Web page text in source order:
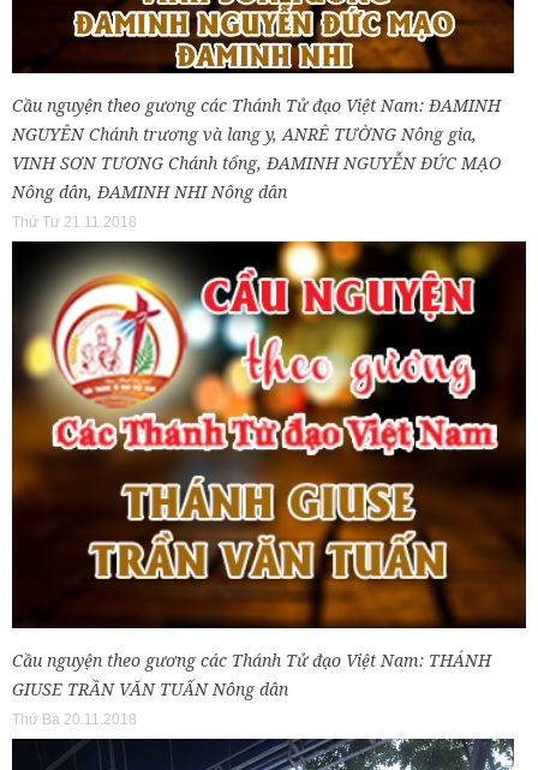
Cầu nguyện theo gương các Thánh Tử đạo Việt Nam: ĐAMINH
NGUYÊN Chánh trương và lang y, ANRÊ TƯỜNG Nông gia,
VINH SƠN TƯƠNG Chánh tổng, ĐAMINH NGUYỄN ĐỨC MẠO
Nông dân, ĐAMINH NHI Nông dân
Thứ Tư 21.11.2018
Cầu nguyện theo gương các Thánh Tử đạo Việt Nam: THÁNH
GIUSE TRẦN VĂN TUẤN Nông dân
Thứ Ba 20.11.2018